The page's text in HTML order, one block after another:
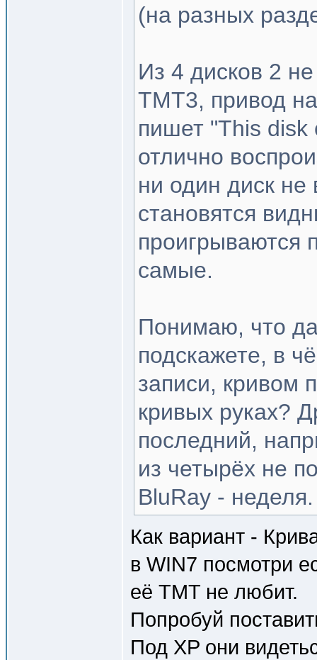
(на разных
Из 4 дисков 2
TMT3, привод
пишет "This disk
отлично
ни один диск не
становятся
проигрываются
самые.
Понимаю, что
подскажете, в
записи, кривом
кривых руках?
последний,
из четырёх не
BluRay - неделя.
Как вариант -
в WIN7 посмотри
её TMT не любит.
Попробуй
Под XP они